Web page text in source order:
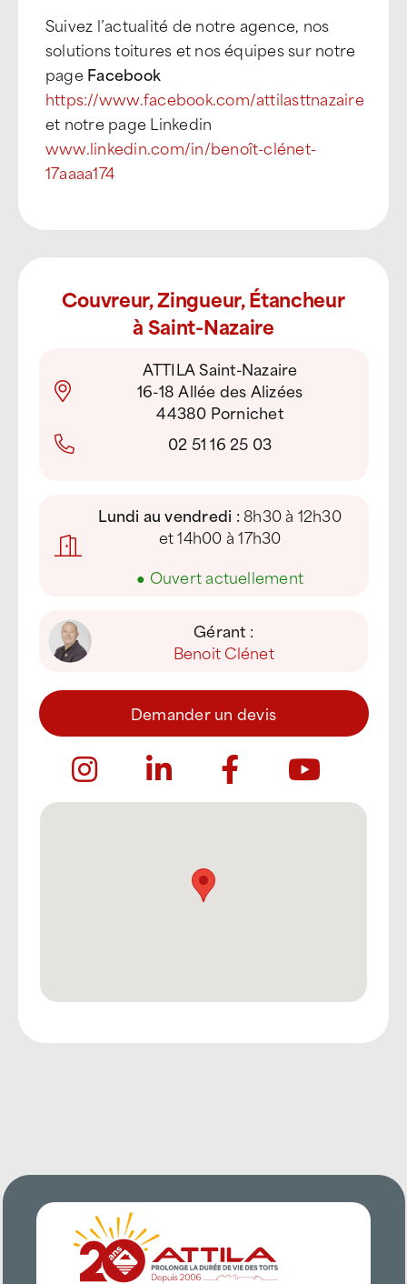
Suivez l’actualité de notre agence, nos
solutions toitures et nos équipes sur notre
page Facebook
https://www.facebook.com/attilasttnazaire
et notre page Linkedin
www.linkedin.com/in/benoît-clénet-
17aaaa174
Couvreur, Zingueur, Étancheur
à Saint-Nazaire
ATTILA Saint-Nazaire
16-18 Allée des Alizées
44380 Pornichet
02 51 16 25 03
Lundi au vendredi :8h30 à 12h30
et 14h00 à 17h30
● Ouvert actuellement
Gérant :
Benoit Clénet
Demander un devis